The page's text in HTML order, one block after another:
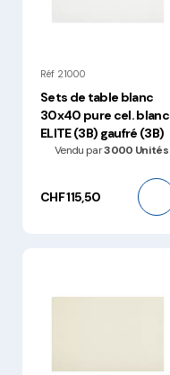
Réf 21000
Sets de table blanc
30x40 pure cel. blanc
ELITE (3B) gaufré (3B)
Vendu par3000 Unités
CHF 115,50